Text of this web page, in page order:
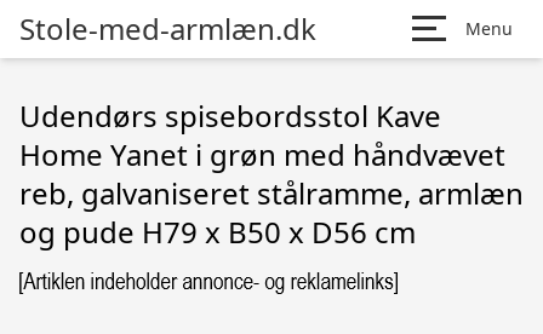
Stole-med-armlæn.dk Menu
Udendørs spisebordsstol Kave
Home Yanet i grøn med håndvævet
reb, galvaniseret stålramme, armlæn
og pude H79 x B50 x D56 cm